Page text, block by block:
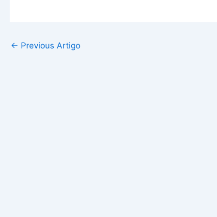
← Previous Artigo